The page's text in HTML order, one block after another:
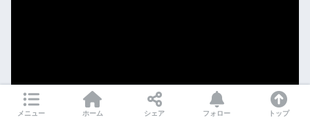
メニュー ホーム シェア フォロー トップ